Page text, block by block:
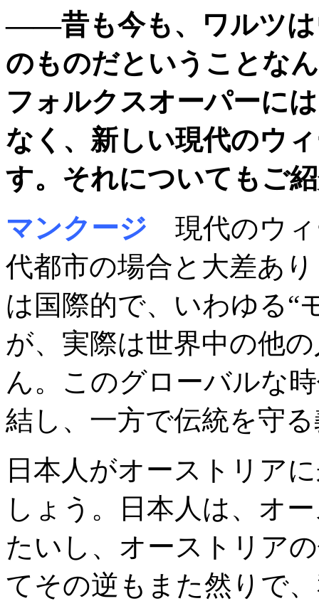
――昔も今も、ワルツは
のものだということな
フォルクスオーパーに
なく、新しい現代のウ
す。それについてもご
マンクージ 現代のウィ
代都市の場合と大差あ
は国際的で、いわゆる“
が、実際は世界中の他
ん。このグローバルな
結し、一方で伝統を守
日本人がオーストリア
しょう。日本人は、オ
たいし、オーストリア
てその逆もまた然りで